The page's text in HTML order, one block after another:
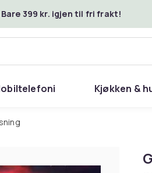
Bare 399 kr. igjen til fri frakt!
Kjøkken &